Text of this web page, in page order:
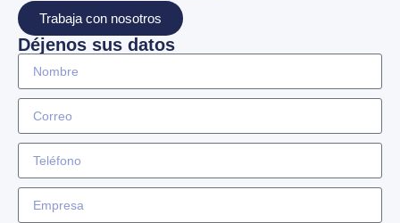
Trabaja con nosotros
Déjenos sus datos